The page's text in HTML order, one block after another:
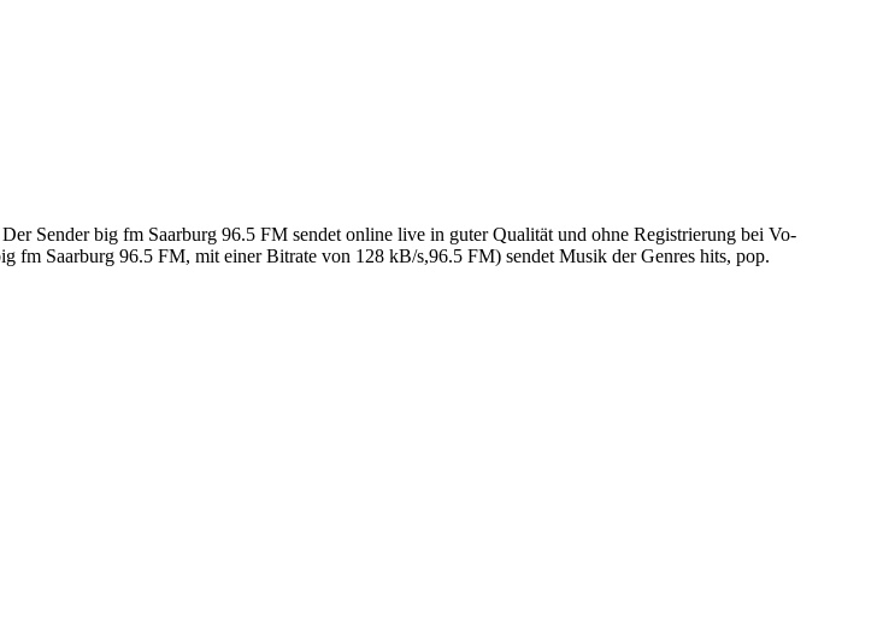
Sender big fm Saarburg 96.5 FM sendet online live in guter Qualität und ohne Registrierung bei Vo-
fm Saarburg 96.5 FM, mit einer Bitrate von 128 kB/s,96.5 FM) sendet Musik der Genres hits, pop.